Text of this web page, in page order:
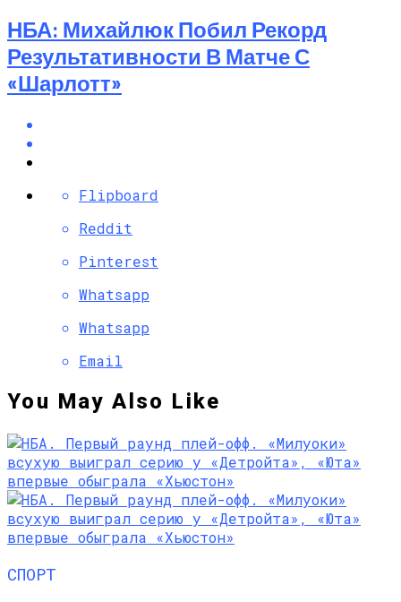
НБА: Михайлюк Побил Рекорд
Результативности В Матче С
«Шарлотт»
Flipboard
Reddit
Pinterest
Whatsapp
Whatsapp
Email
You May Also Like
СПОРТ